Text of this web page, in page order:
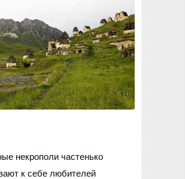
некрополи частенько
к себе любителей